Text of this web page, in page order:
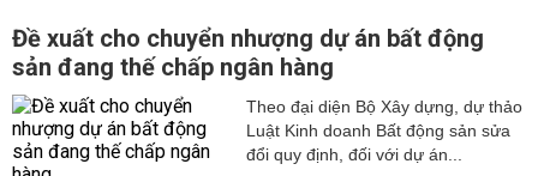
Đề xuất cho chuyển nhượng dự án bất động
sản đang thế chấp ngân hàng
Theo đại diện Bộ Xây dựng, dự thảo
Luật Kinh doanh Bất động sản sửa
đổi quy định, đối với dự án...